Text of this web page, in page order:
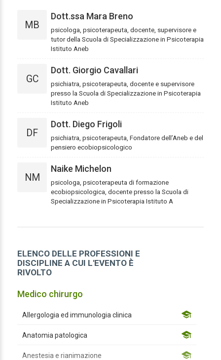
MB
Dott.ssa Mara Breno
psicologa, psicoterapeuta, docente, supervisore e
tutor della Scuola di Specializzazione in Psicoterapia
Istituto Aneb
GC
Dott. Giorgio Cavallari
psichiatra, psicoterapeuta, docente e supervisore
presso la Scuola di Specializzazione in Psicoterapia
Istituto Aneb
DF
Dott. Diego Frigoli
psichiatra, psicoterapeuta, Fondatore dell’Aneb e del
pensiero ecobiopsicologico
NM
Naike Michelon
psicologa, psicoterapeuta di formazione
ecobiopsicologica, docente presso la Scuola di
Specializzazione in Psicoterapia Istituto A
ELENCO DELLE PROFESSIONI E
DISCIPLINE A CUI L'EVENTO È
RIVOLTO
Medico chirurgo
Allergologia ed immunologia clinica
Anatomia patologica
Anestesia e rianimazione